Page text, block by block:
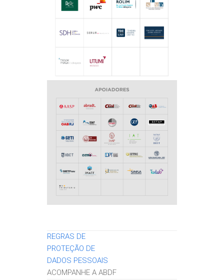
REGRAS DE
PROTEÇÃO DE
DADOS PESSOAIS
ACOMPANHE A ABDF